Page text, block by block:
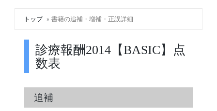
トップ 書籍の追補・増補・正誤詳細
診療報酬2014【BASIC】点
数表
追補